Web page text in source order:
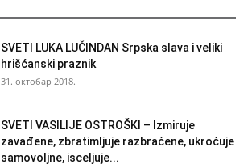
SVETI LUKA LUČINDAN Srpska slava i veliki
hrišćanski praznik
31. октобар 2018.
SVETI VASILIJE OSTROŠKI – Izmiruje
zavađene, zbratimljuje razbraćene, ukroćuje
samovoljne, isceljuje...